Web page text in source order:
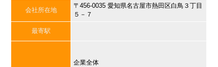
会社所在地
〒456-0035 愛知県名古屋市熱田区白鳥３丁目
５－７
最寄駅
企業全体